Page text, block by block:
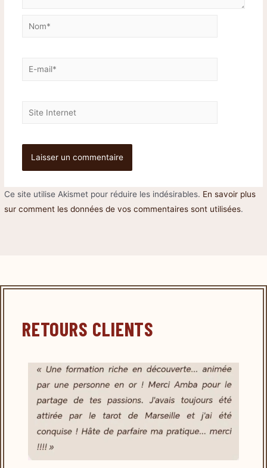
Ce site utilise Akismet pour réduire les indésirables. En savoir plus
sur comment les données de vos commentaires sont utilisées.
RETOURS CLIENTS